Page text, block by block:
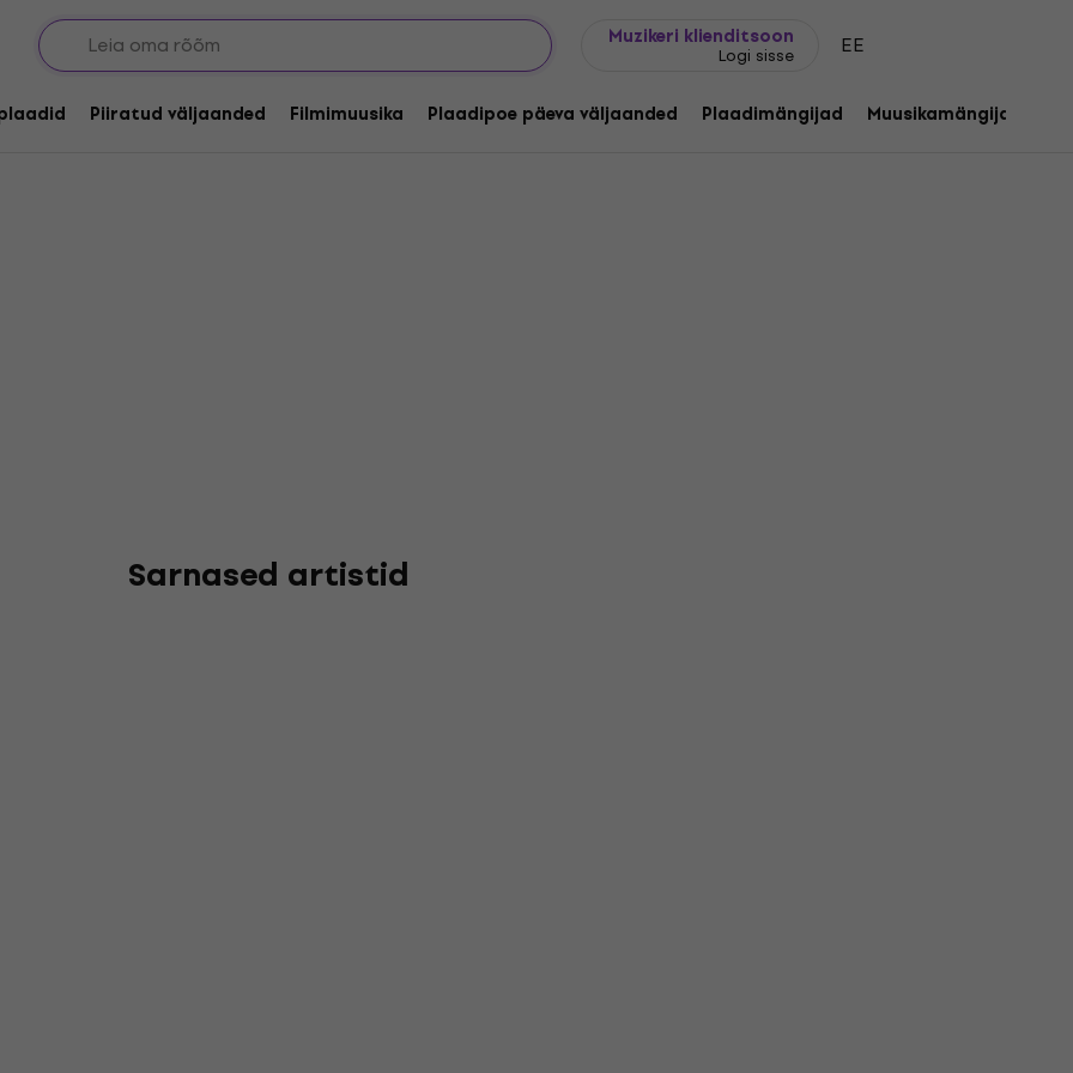
Muzikeri klienditsoon
Logi sisse EE
Piiratud väljaanded Filmimuusika Plaadipoe päeva väljaanded Plaadimängijad Muusikamängijad
Sarnased artistid